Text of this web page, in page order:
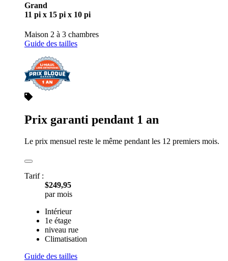
Grand
11 pi x 15 pi x 10 pi
Maison 2 à 3 chambres
Guide des tailles
Prix garanti pendant 1 an
Le prix mensuel reste le même pendant les 12 premiers mois.
Tarif :
$249,95
par mois
Intérieur
1e étage
niveau rue
Climatisation
Guide des tailles